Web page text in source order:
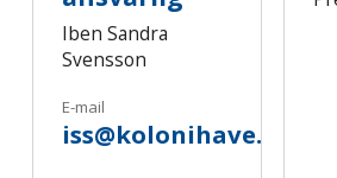
Iben Sandra
Svensson
E-mail
iss@kolonihave.dk